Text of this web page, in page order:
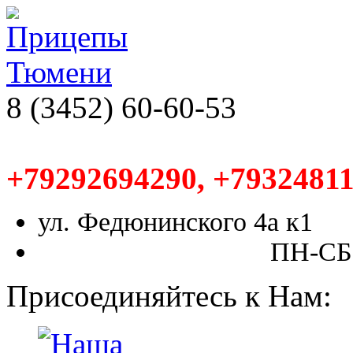
8 (3452) 60-60-53
+79292694290,
ул. Федюнинского 4а к1
ПН-СБ,
Присоединяйтесь к Нам: